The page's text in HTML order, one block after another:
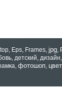
, Eps, Frames, jpg,
, детский, дизайн,
, фотошоп,